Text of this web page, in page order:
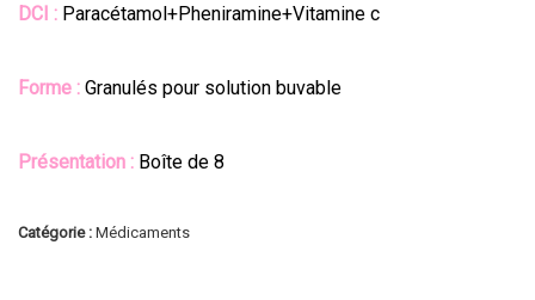
DCI : Paracétamol+Pheniramine+Vitamine c
Forme : Granulés pour solution buvable
Présentation : Boîte de 8
Catégorie : Médicaments